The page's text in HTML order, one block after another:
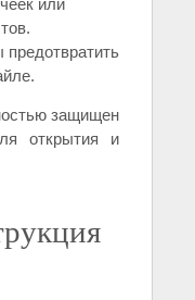
или
защищен
открытия и